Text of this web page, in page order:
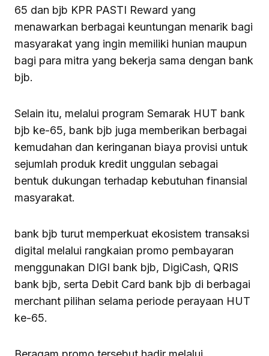
65 dan bjb KPR PASTI Reward yang
menawarkan berbagai keuntungan menarik bagi
masyarakat yang ingin memiliki hunian maupun
bagi para mitra yang bekerja sama dengan bank
bjb.
Selain itu, melalui program Semarak HUT bank
bjb ke-65, bank bjb juga memberikan berbagai
kemudahan dan keringanan biaya provisi untuk
sejumlah produk kredit unggulan sebagai
bentuk dukungan terhadap kebutuhan finansial
masyarakat.
bank bjb turut memperkuat ekosistem transaksi
digital melalui rangkaian promo pembayaran
menggunakan DIGI bank bjb, DigiCash, QRIS
bank bjb, serta Debit Card bank bjb di berbagai
merchant pilihan selama periode perayaan HUT
ke-65.